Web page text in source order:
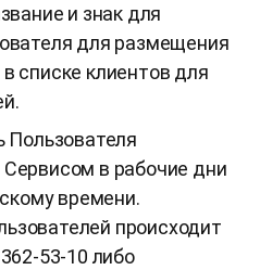
и знак для
для размещения
списке клиентов для
Пользователя
в рабочие дни
времени.
происходит
53-10 либо